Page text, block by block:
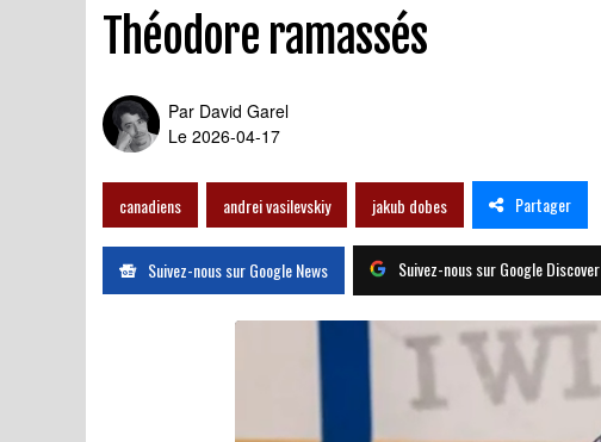
Théodore ramassés
Par David Garel
Le 2026-04-17
canadiens andrei vasilevskiy jakub dobes Partager
Suivez-nous sur Google News Suivez-nous sur Google Discover